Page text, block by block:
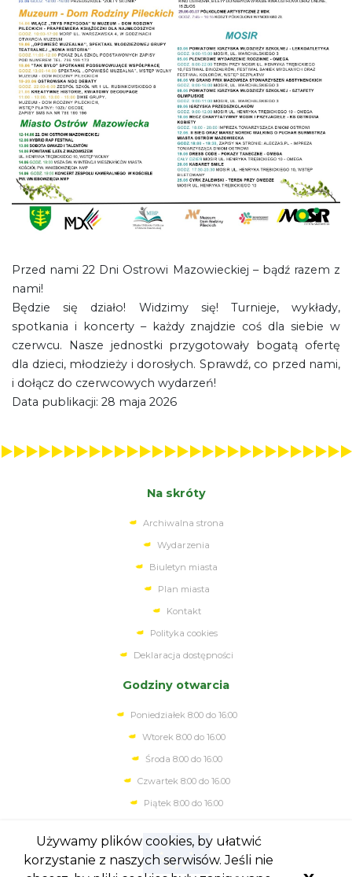
Przed nami 22 Dni Ostrowi Mazowieckiej – bądź razem z
nami!
Będzie się działo! Widzimy się! Turnieje, wykłady,
spotkania i koncerty – każdy znajdzie coś dla siebie w
czerwcu. Nasze jednostki przygotowały bogatą ofertę
dla dzieci, młodzieży i dorosłych. Sprawdź, co przed nami,
i dołącz do czerwcowych wydarzeń!
Data publikacji: 28 maja 2026
Na skróty
Archiwalna strona
Wydarzenia
Biuletyn miasta
Plan miasta
Kontakt
Polityka cookies
Deklaracja dostępności
Godziny otwarcia
Poniedziałek 8:00 do 16:00
Wtorek 8:00 do 16:00
Środa 8:00 do 16:00
Czwartek 8:00 do 16.00
Piątek 8:00 do 16:00
Używamy plików cookies, by ułatwić
korzystanie z naszych serwisów. Jeśli nie